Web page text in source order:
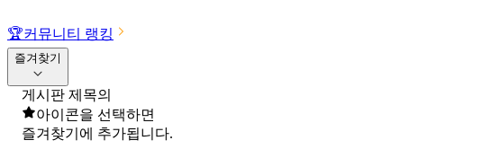
🏆커뮤니티 랭킹
즐겨찾기
게시판 제목의
아이콘을 선택하면
즐겨찾기에 추가됩니다.